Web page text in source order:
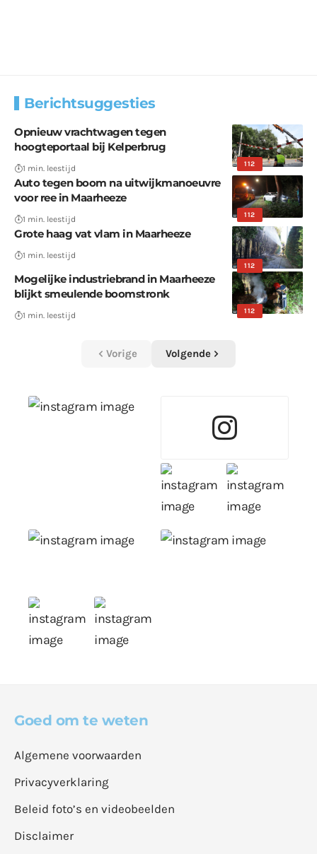
Berichtsuggesties
112
Opnieuw vrachtwagen tegen
hoogteportaal bij Kelperbrug
1 min. leestijd
112
Auto tegen boom na uitwijkmanoeuvre
voor ree in Maarheeze
1 min. leestijd
112
Grote haag vat vlam in Maarheeze
1 min. leestijd
112
Mogelijke industriebrand in Maarheeze
blijkt smeulende boomstronk
1 min. leestijd
Vorige Volgende
Goed om te weten
Algemene voorwaarden
Privacyverklaring
Beleid foto’s en videobeelden
Disclaimer